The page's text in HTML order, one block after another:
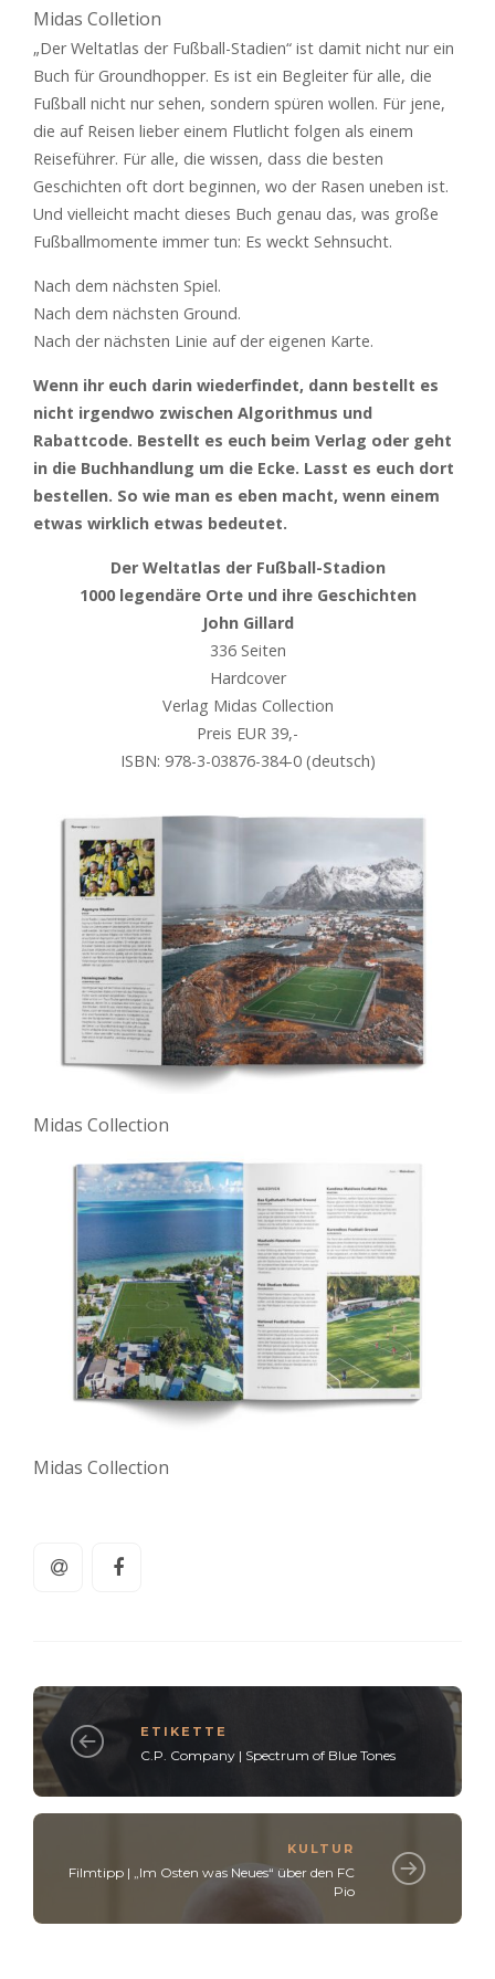
Midas Colletion
„Der Weltatlas der Fußball-Stadien“ ist damit nicht nur ein
Buch für Groundhopper. Es ist ein Begleiter für alle, die
Fußball nicht nur sehen, sondern spüren wollen. Für jene,
die auf Reisen lieber einem Flutlicht folgen als einem
Reiseführer. Für alle, die wissen, dass die besten
Geschichten oft dort beginnen, wo der Rasen uneben ist.
Und vielleicht macht dieses Buch genau das, was große
Fußballmomente immer tun: Es weckt Sehnsucht.
Nach dem nächsten Spiel.
Nach dem nächsten Ground.
Nach der nächsten Linie auf der eigenen Karte.
Wenn ihr euch darin wiederfindet, dann bestellt es
nicht irgendwo zwischen Algorithmus und
Rabattcode. Bestellt es euch beim Verlag oder geht
in die Buchhandlung um die Ecke. Lasst es euch dort
bestellen. So wie man es eben macht, wenn einem
etwas wirklich etwas bedeutet.
Der Weltatlas der Fußball-Stadion
1000 legendäre Orte und ihre Geschichten
John Gillard
336 Seiten
Hardcover
Verlag Midas Collection
Preis EUR 39,-
ISBN: 978-3-03876-384-0 (deutsch)
Midas Collection
Midas Collection
ETIKETTE
C.P. Company | Spectrum of Blue Tones
KULTUR
Filmtipp | „Im Osten was Neues“ über den FC
Pio